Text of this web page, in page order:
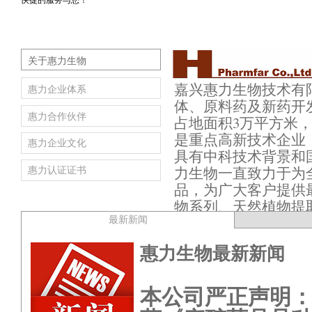
嘉兴惠力生物技术有
体、原料药及新药
占地面积3万平方米
是重点高新技术企业
具有中科技术背景
力生物一直致力于
品，为广大客户提
物系列、天然植物
产品超过2000种，
药开发、分子生物
国内大专院校及国
惠力生物一直视高
方检测结构长期合
最新新闻
惠力生物最新新闻
本公司严正声明
关于惠力生物
惠力企业体系
惠力合作伙伴
惠力企业文化
惠力认证证书